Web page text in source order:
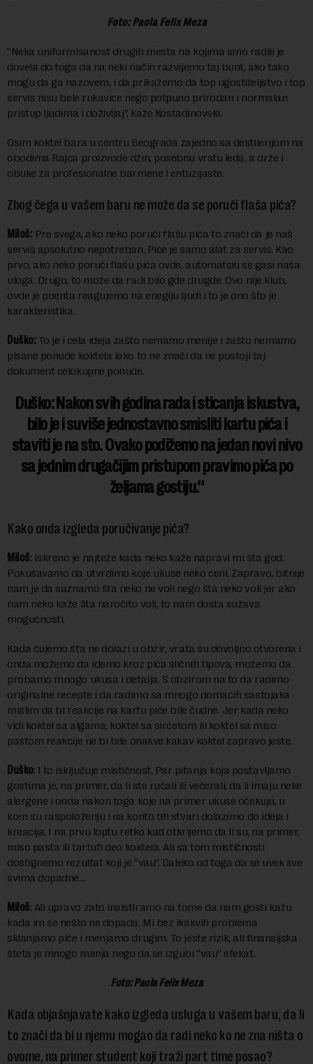
Foto: Paola Felix Meza
“Neka uniformisanost drugih mesta na kojima smo radili je
dovela do toga da na neki način razvijemo taj bunt, ako tako
mogu da ga nazovem, i da prikažemo da top ugostiteljstvo i top
servis nisu bele rukavice nego potpuno prirodan i normalan
pristup ljudima i doživljaj”, kaže Kostadinovski.
Osim koktel bara u centru Beograda zajedno sa destilerijom na
obodima Rajca proizvode džin, posebnu vrstu leda, a drže i
obuke za profesionalne barmene i entuzijaste.
Zbog čega u vašem baru ne može da se poruči flaša pića?
Miloš: Pre svega, ako neko poruči flašu pića to znači da je naš
servis apsolutno nepotreban. Piće je samo alat za servis. Kao
prvo, ako neko poruči flašu pića ovde, automatski se gasi naša
uloga. Drugo, to može da radi bilo gde drugde. Ovo nije klub,
ovde je poenta reagujemo na enegiju ljudi i to je ono što je
karakteristika.
Duško: To je i cela ideja zašto nemamo menije i zašto nemamo
pisane ponude koktela iako to ne znači da ne postoji taj
dokument celokupne ponude.
Duško: Nakon svih godina rada i sticanja iskustva,
bilo je i suviše jednostavno smisliti kartu pića i
staviti je na sto. Ovako podižemo na jedan novi nivo
sa jednim drugačijim pristupom pravimo pića po
željama gostiju.
Kako onda izgleda poručivanje pića?
Miloš: Iskreno je najteže kada neko kaže napravi mi šta god.
Pokušavamo da utvrdimo koje ukuse neko ceni. Zapravo, bitnije
nam je da saznamo šta neko ne voli nego šta neko voli jer ako
nam neko kaže šta naročito voli, to nam dosta sužava
mogućnosti.
Kada čujemo šta ne dolazi u obzir, vrata su dovoljno otvorena i
onda možemo da idemo kroz pića sličnih tipova, možemo da
probamo mnogo ukusa i detalja. S obzirom na to da radimo
originalne recepte i da radimo sa mnogo domaćih sastojaka
mislim da bi reakcije na kartu piće bile čudne. Jer kada neko
vidi koktel sa algama, koktel sa sirćetom ili koktel sa miso
pastom reakcije ne bi bile onakve kakav koktel zapravo jeste.
Duško: I to isključuje mističnost. Par pitanja koja postavljamo
gostima je, na primer, da li ste ručali ili večerali, da li imaju neke
alergene i onda nakon toga koje na primer ukuse očekuju, u
kom su raspoloženju i na konto tih stvari dolazimo do ideja i
kreacija. I na prvu loptu retko kad otkrijemo da li su, na primer,
miso pasta ili tartufi deo koktela. Ali sa tom mističnosti
dostignemo rezultat koji je “vau”. Daleko od toga da se uvek sve
svima dopadne…
Miloš: Ali upravo zato insistiramo na tome da nam gosti kažu
kada im se nešto ne dopada. Mi bez ikakvih problema
sklanjamo piće i menjamo drugim. To jeste rizik, ali finansijska
šteta je mnogo manja nego da se izgubi “vau” efekat.
Foto: Paola Felix Meza
Kada objašnjavate kako izgleda usluga u vašem baru, da li
to znači da bi u njemu mogao da radi neko ko ne zna ništa o
ovome, na primer student koji traži part time posao?